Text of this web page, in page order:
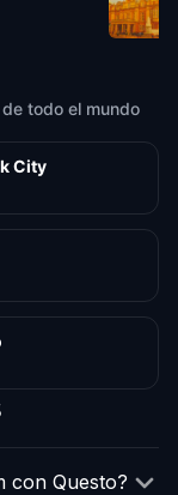
todo el mundo
City
con Questo?